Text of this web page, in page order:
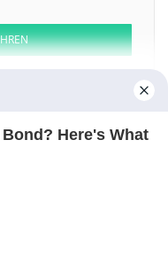
NASDAQ 100
Nikkei 225
Here's What